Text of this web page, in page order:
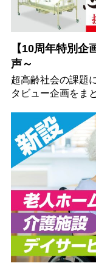
【10周年特別
声～
超高齢社会の課題
タビュー企画をま